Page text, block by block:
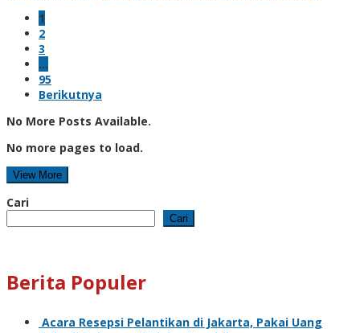
1
2
3
…
95
Berikutnya
No More Posts Available.
No more pages to load.
View More
Cari
Cari
Berita Populer
Acara Resepsi Pelantikan di Jakarta, Pakai Uang